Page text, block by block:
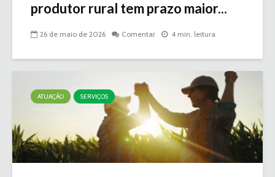
produtor rural tem prazo maior...
26 de maio de 2026 Comentar 4 min. leitura
ATUAÇÃO SERVIÇOS